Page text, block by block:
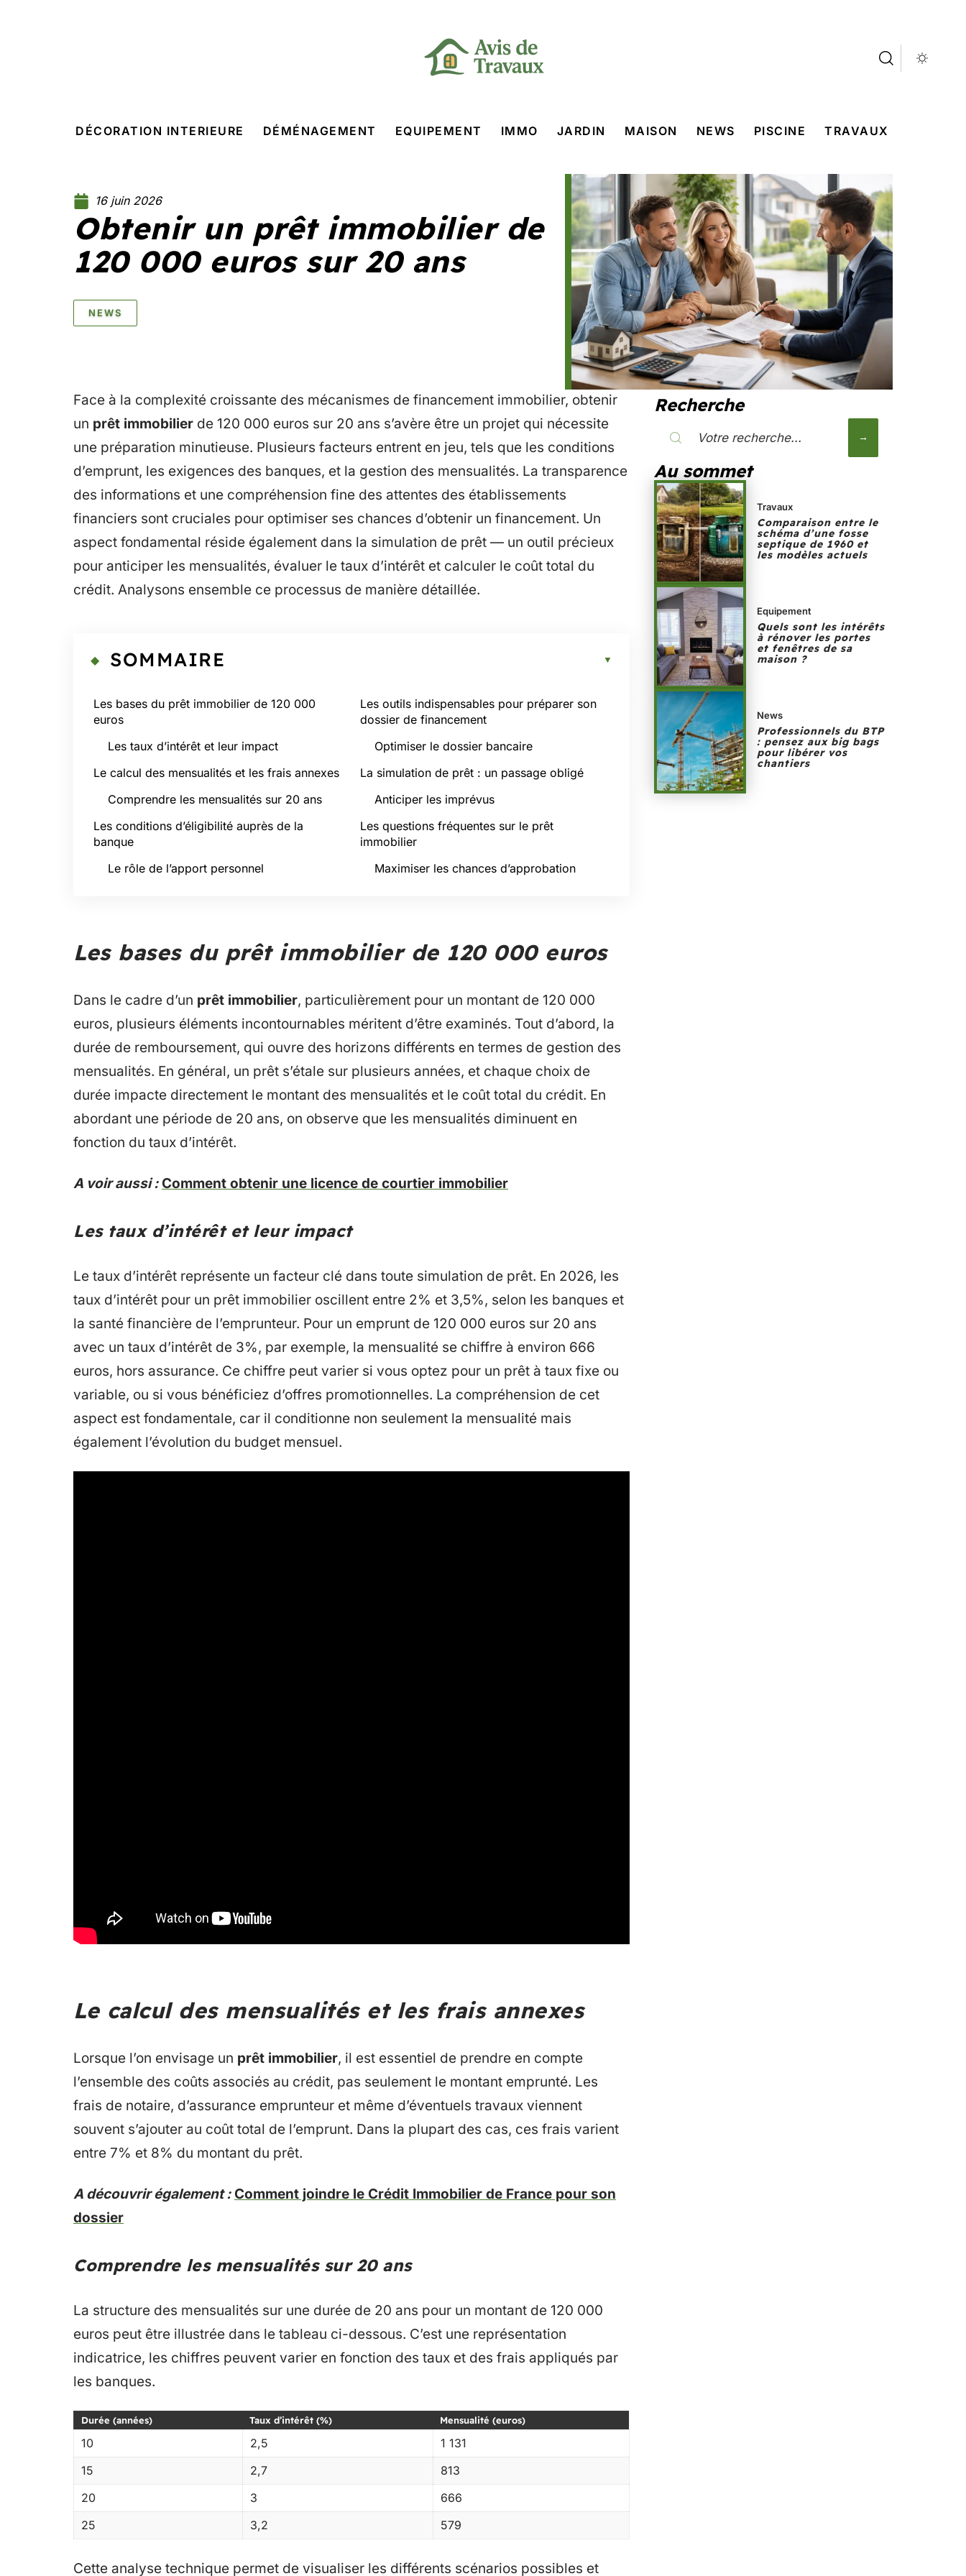
DÉCORATION INTERIEURE DÉMÉNAGEMENT EQUIPEMENT IMMO JARDIN MAISON NEWS PISCINE TRAVAUX
16 juin 2026
Obtenir un prêt immobilier de
120 000 euros sur 20 ans
NEWS
Face à la complexité croissante des mécanismes de financement immobilier, obtenir
un prêt immobilier de 120 000 euros sur 20 ans s’avère être un projet qui nécessite
une préparation minutieuse. Plusieurs facteurs entrent en jeu, tels que les conditions
d’emprunt, les exigences des banques, et la gestion des mensualités. La transparence
des informations et une compréhension fine des attentes des établissements
financiers sont cruciales pour optimiser ses chances d’obtenir un financement. Un
aspect fondamental réside également dans la simulation de prêt — un outil précieux
pour anticiper les mensualités, évaluer le taux d’intérêt et calculer le coût total du
crédit. Analysons ensemble ce processus de manière détaillée.
SOMMAIRE
Les bases du prêt immobilier de 120 000
euros
Les taux d’intérêt et leur impact
Le calcul des mensualités et les frais annexes
Comprendre les mensualités sur 20 ans
Les conditions d’éligibilité auprès de la
banque
Le rôle de l’apport personnel
Les outils indispensables pour préparer son
dossier de financement
Optimiser le dossier bancaire
La simulation de prêt : un passage obligé
Anticiper les imprévus
Les questions fréquentes sur le prêt
immobilier
Maximiser les chances d’approbation
Les bases du prêt immobilier de 120 000 euros
Dans le cadre d’un prêt immobilier, particulièrement pour un montant de 120 000
euros, plusieurs éléments incontournables méritent d’être examinés. Tout d’abord, la
durée de remboursement, qui ouvre des horizons différents en termes de gestion des
mensualités. En général, un prêt s’étale sur plusieurs années, et chaque choix de
durée impacte directement le montant des mensualités et le coût total du crédit. En
abordant une période de 20 ans, on observe que les mensualités diminuent en
fonction du taux d’intérêt.
A voir aussi : Comment obtenir une licence de courtier immobilier
Les taux d’intérêt et leur impact
Le taux d’intérêt représente un facteur clé dans toute simulation de prêt. En 2026, les
taux d’intérêt pour un prêt immobilier oscillent entre 2% et 3,5%, selon les banques et
la santé financière de l’emprunteur. Pour un emprunt de 120 000 euros sur 20 ans
avec un taux d’intérêt de 3%, par exemple, la mensualité se chiffre à environ 666
euros, hors assurance. Ce chiffre peut varier si vous optez pour un prêt à taux fixe ou
variable, ou si vous bénéficiez d’offres promotionnelles. La compréhension de cet
aspect est fondamentale, car il conditionne non seulement la mensualité mais
également l’évolution du budget mensuel.
Le calcul des mensualités et les frais annexes
Lorsque l’on envisage un prêt immobilier, il est essentiel de prendre en compte
l’ensemble des coûts associés au crédit, pas seulement le montant emprunté. Les
frais de notaire, d’assurance emprunteur et même d’éventuels travaux viennent
souvent s’ajouter au coût total de l’emprunt. Dans la plupart des cas, ces frais varient
entre 7% et 8% du montant du prêt.
A découvrir également : Comment joindre le Crédit Immobilier de France pour son
dossier
Comprendre les mensualités sur 20 ans
La structure des mensualités sur une durée de 20 ans pour un montant de 120 000
euros peut être illustrée dans le tableau ci-dessous. C’est une représentation
indicatrice, les chiffres peuvent varier en fonction des taux et des frais appliqués par
les banques.
Durée (années) Taux d’intérêt (%) Mensualité (euros)
10 2,5
1 131
15
2,7
813
20
3
666
25
3,2 579
Cette analyse technique permet de visualiser les différents scénarios possibles et
Recherche
Au sommet
Travaux
Comparaison entre le
schéma d’une fosse
septique de 1960 et
les modèles actuels
Equipement
Quels sont les intérêts
à rénover les portes
et fenêtres de sa
maison ?
News
Professionnels du BTP
: pensez aux big bags
pour libérer vos
chantiers